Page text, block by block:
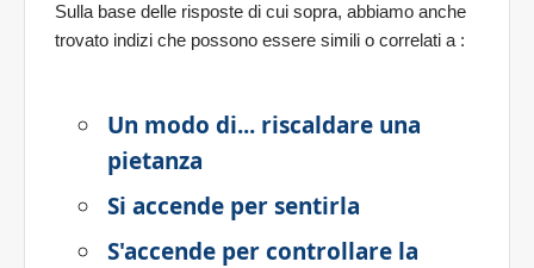
Sulla base delle risposte di cui sopra, abbiamo anche
trovato indizi che possono essere simili o correlati a :
Un modo di... riscaldare una
pietanza
Si accende per sentirla
S'accende per controllare la